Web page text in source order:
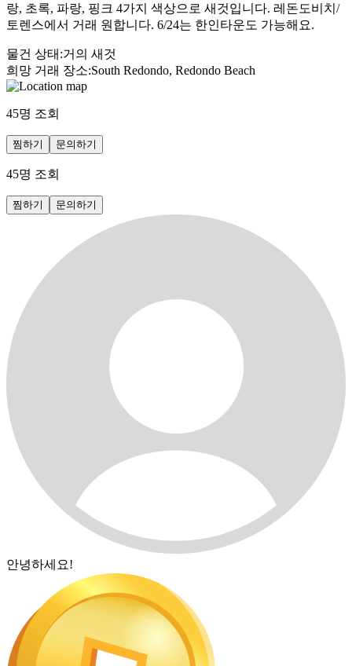
랑, 초록, 파랑, 핑크 4가지 색상으로 새것입니다. 레돈도비치/
토렌스에서 거래 원합니다. 6/24는 한인타운도 가능해요.
물건 상태 :거의 새것
희망 거래 장소:South Redondo, Redondo Beach
45명 조회
찜하기 문의하기
45명 조회
찜하기 문의하기
안녕하세요!